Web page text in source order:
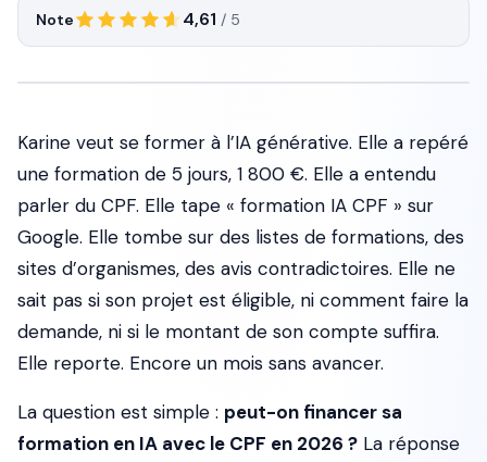
Note 4,61 / 5
Karine veut se former à l’IA générative. Elle a repéré
une formation de 5 jours, 1 800 €. Elle a entendu
parler du CPF. Elle tape « formation IA CPF » sur
Google. Elle tombe sur des listes de formations, des
sites d’organismes, des avis contradictoires. Elle ne
sait pas si son projet est éligible, ni comment faire la
demande, ni si le montant de son compte suffira.
Elle reporte. Encore un mois sans avancer.
La question est simple : peut-on financer sa
formation en IA avec le CPF en 2026 ? La réponse